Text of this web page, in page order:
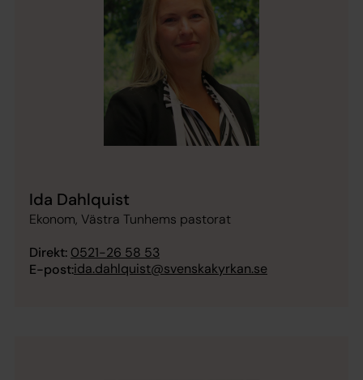
Ida Dahlquist
Ekonom, Västra Tunhems pastorat
Direkt: 0521-26 58 53
E-post:ida.dahlquist@svenskakyrkan.se